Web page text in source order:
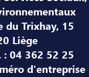
du Trixhay, 15
Liège
: 04 362 52 25
d'entreprise